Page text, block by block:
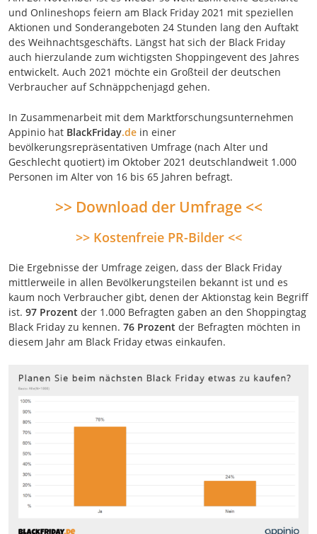
und Onlineshops feiern am Black Friday 2021 mit speziellen
Aktionen und Sonderangeboten 24 Stunden lang den Auftakt
des Weihnachtsgeschäfts. Längst hat sich der Black Friday
auch hierzulande zum wichtigsten Shoppingevent des Jahres
entwickelt. Auch 2021 möchte ein Großteil der deutschen
Verbraucher auf Schnäppchenjagd gehen.
In Zusammenarbeit mit dem Marktforschungsunternehmen
Appinio hat BlackFriday.de in einer
bevölkerungsrepräsentativen Umfrage (nach Alter und
Geschlecht quotiert) im Oktober 2021 deutschlandweit 1.000
Personen im Alter von 16 bis 65 Jahren befragt.
>> Download der Umfrage <<
>> Kostenfreie PR-Bilder <<
Die Ergebnisse der Umfrage zeigen, dass der Black Friday
mittlerweile in allen Bevölkerungsteilen bekannt ist und es
kaum noch Verbraucher gibt, denen der Aktionstag kein Begriff
ist. 97 Prozent der 1.000 Befragten gaben an den Shoppingtag
Black Friday zu kennen. 76 Prozent der Befragten möchten in
diesem Jahr am Black Friday etwas einkaufen.